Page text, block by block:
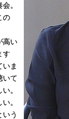
。
の
高い
す
いま
いて
。
。
う